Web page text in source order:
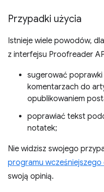
Przypadki użycia
Istnieje wiele powodów,
z interfejsu Proofreader
sugerować
komentarzach do
opublikowaniem
poprawiać tekst
notatek;
Nie widzisz swojego
programu
swoją opinią.